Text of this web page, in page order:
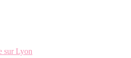
sur Lyon